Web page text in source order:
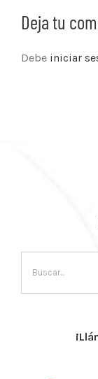
Deja tu
Debe iniciar